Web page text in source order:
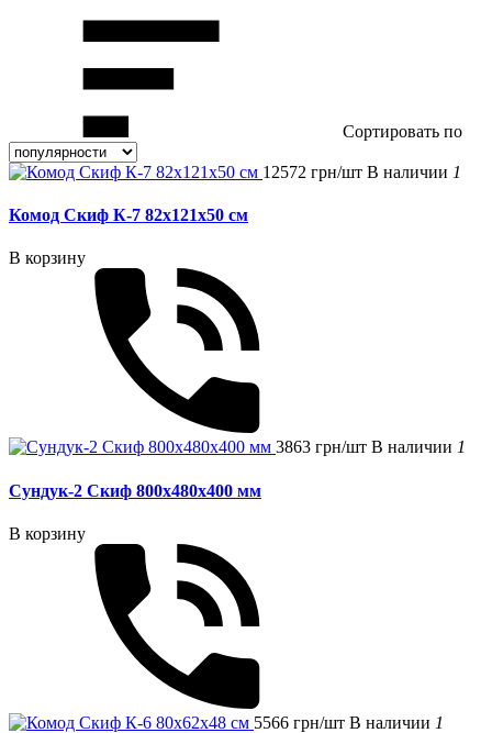
Сортировать по
12572 грн/шт В наличии 1
Комод Скиф К-7 82x121x50 см
В корзину
3863 грн/шт В наличии 1
Сундук-2 Скиф 800х480х400 мм
В корзину
5566 грн/шт В наличии 1